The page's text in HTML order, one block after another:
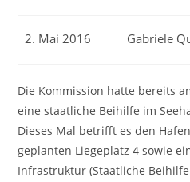
Beitrag
2. Mai 2016
Beitrags-
Gabriele
Die Kommission hatte bereits
eine staatliche Beihilfe im
Dieses Mal betrifft es den
geplanten Liegeplatz 4 sowie
Infrastruktur (Staatliche